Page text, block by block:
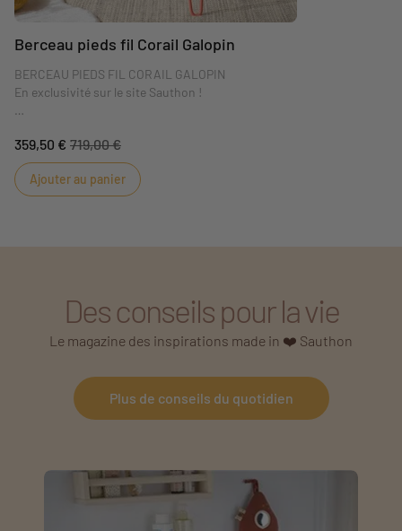
Berceau pieds fil Corail Galopin
BERCEAU PIEDS FIL CORAIL GALOPIN
En exclusivité sur le site Sauthon !
d'inspiration vintage. Le berceau Galopin est une
création Sauthon Original inspirée des premiers
berceaux dessinés par Sauthon en 1948. Une forme
ronde, délicate et une allure épurée, ce berceau sera
359,50 € 719,00 €
Ajouter au panier
Des conseils pour la vie
Le magazine des inspirations made in ❤️ Sauthon
Plus de conseils du quotidien